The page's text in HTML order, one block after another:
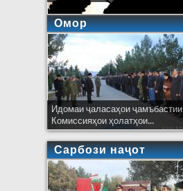
Омор
Идомаи ҷаласаҳои ҷамъбастии
Комиссияҳои ҳолатҳои...
Сарбози наҷот